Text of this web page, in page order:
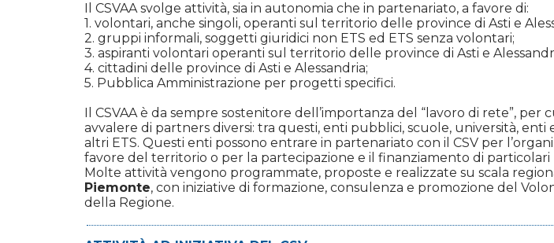
Il CSVAA svolge attività, sia in autonomia che in partenariato, a favore di:
1. volontari, anche singoli, operanti sul territorio delle province di Asti e
2. gruppi informali, soggetti giuridici non ETS ed ETS senza volontari;
3. aspiranti volontari operanti sul territorio delle province di Asti e
4. cittadini delle province di Asti e Alessandria;
5. Pubblica Amministrazione per progetti specifici.
Il CSVAA è da sempre sostenitore dell’importanza del “lavoro di rete”,
avvalere di partners diversi: tra questi, enti pubblici, scuole, università,
altri ETS. Questi enti possono entrare in partenariato con il CSV per
favore del territorio o per la partecipazione e il finanziamento di
Molte attività vengono programmate, proposte e realizzate su scala
Piemonte, con iniziative di formazione, consulenza e promozione del
della Regione.